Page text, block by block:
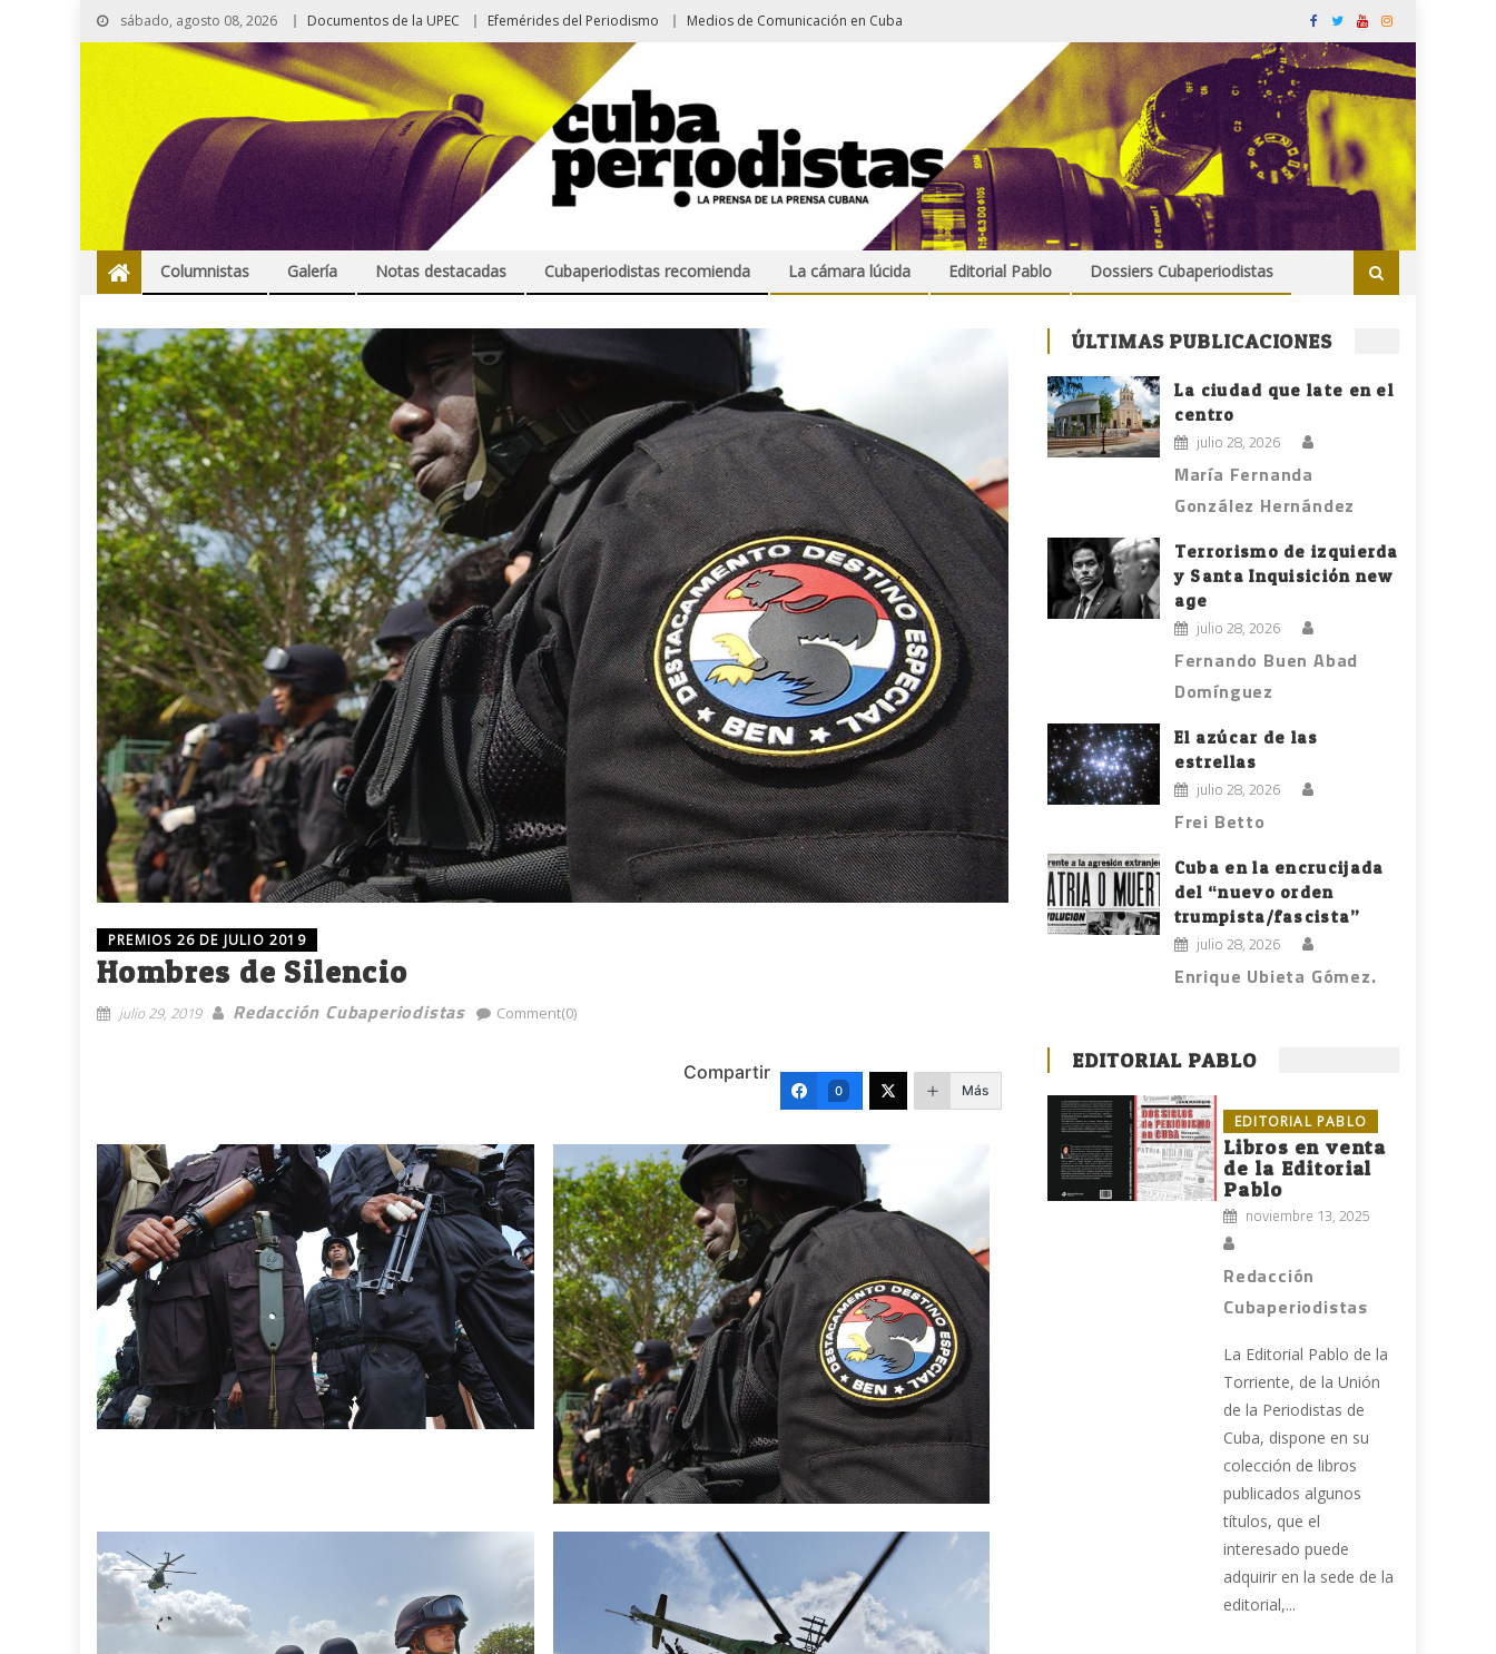
sábado, agosto 08, 2026 Documentos de la UPEC Efemérides del Periodismo Medios de Comunicación en Cuba
Columnistas Galería Notas destacadas Cubaperiodistas recomienda La cámara lúcida Editorial Pablo Dossiers Cubaperiodistas
PREMIOS 26 DE JULIO 2019
Hombres de Silencio
julio 29, 2019 Redacción Cubaperiodistas Comment(0)
Compartir
0 Más
ÚLTIMAS PUBLICACIONES
La ciudad que late en el
centro
julio 28, 2026
María Fernanda
González Hernández
Terrorismo de izquierda
y Santa Inquisición new
age
julio 28, 2026
Fernando Buen Abad
Domínguez
El azúcar de las
estrellas
julio 28, 2026
Frei Betto
Cuba en la encrucijada
del “nuevo orden
trumpista/fascista”
julio 28, 2026
Enrique Ubieta Gómez.
EDITORIAL PABLO
EDITORIAL PABLO
Libros en venta
de la Editorial
Pablo
noviembre 13, 2025
Redacción
Cubaperiodistas
La Editorial Pablo de la
Torriente, de la Unión
de la Periodistas de
Cuba, dispone en su
colección de libros
publicados algunos
títulos, que el
interesado puede
adquirir en la sede de la
editorial,...